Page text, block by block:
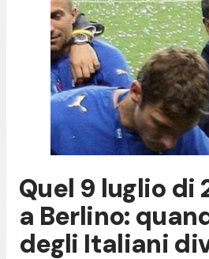
Quel 9 luglio di
a Berlino:
degli Italiani